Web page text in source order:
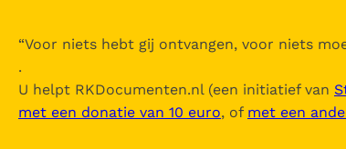
“Voor niets hebt gij ontvangen, voor niets
.
U helpt RKDocumenten.nl (een initiatief van
met een donatie van 10 euro, of met een